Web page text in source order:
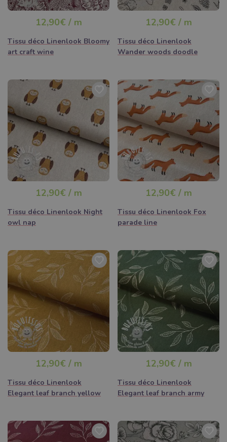
12,90€ / m
Tissu déco Linenlook Bloomy
art craft wine
12,90€ / m
Tissu déco Linenlook
Wander woods doodle
12,90€ / m
Tissu déco Linenlook Night
owl nap
12,90€ / m
Tissu déco Linenlook Fox
parade line
12,90€ / m
Tissu déco Linenlook
Elegant leaf branch yellow
12,90€ / m
Tissu déco Linenlook
Elegant leaf branch army